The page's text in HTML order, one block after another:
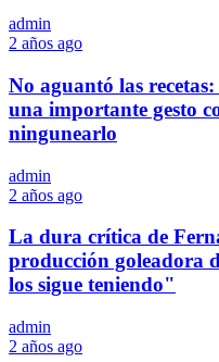
admin
2 años ago
No aguantó las
una importante gesto
ningunearlo
admin
2 años ago
La dura crítica de
producción goleadora
los sigue teniendo"
admin
2 años ago